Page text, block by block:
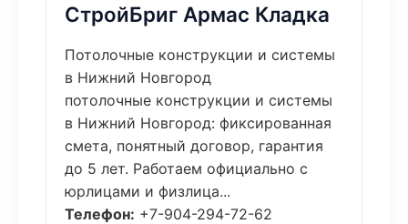
СтройБриг Армас Кладка
Потолочные конструкции и системы
в Нижний Новгород
потолочные конструкции и системы
в Нижний Новгород: фиксированная
смета, понятный договор, гарантия
до 5 лет. Работаем официально с
юрлицами и физлица...
Телефон: +7-904-294-72-62